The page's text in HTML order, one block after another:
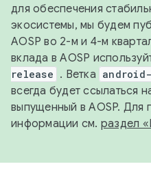
для обеспечения
экосистемы, мы будем
AOSP во 2-м и 4-м
вклада в AOSP
release . Ветка
всегда будет ссылаться
выпущенный в AOSP. Для
информации см. раздел